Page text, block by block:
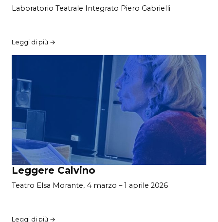
Laboratorio Teatrale Integrato Piero Gabrielli
Leggi di più →
Leggere Calvino
Teatro Elsa Morante, 4 marzo – 1 aprile 2026
Leggi di più →